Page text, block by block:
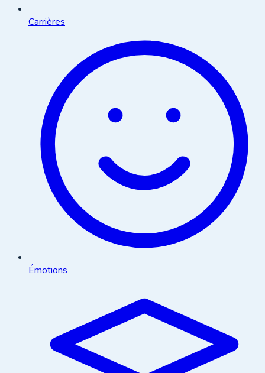
Carrières
Émotions